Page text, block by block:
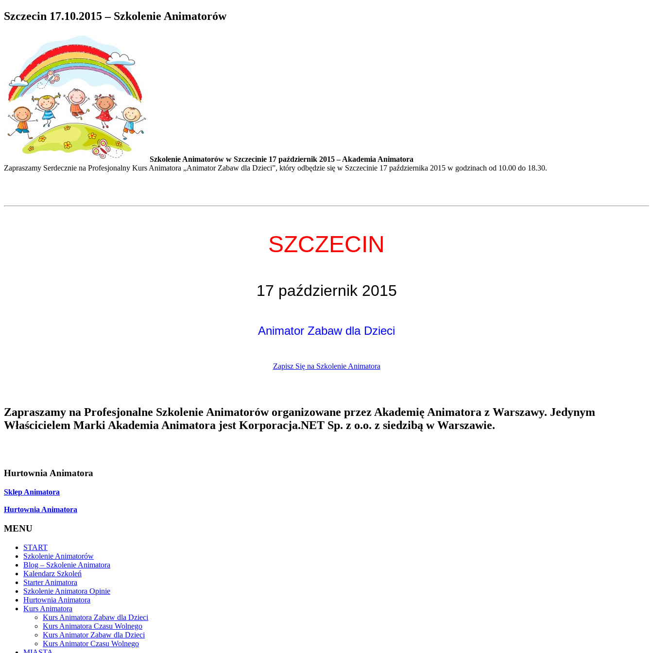
Szczecin 17.10.2015 – Szkolenie Animatorów
Szkolenie Animatorów w Szczecinie 17 październik 2015 – Akademia Animatora
Zapraszamy Serdecznie na Profesjonalny Kurs Animatora „Animator Zabaw dla Dzieci”, który odbędzie się w Szczecinie 17 października 2015 w godzinach od 10.00 do 18.30.
SZCZECIN
17 październik 2015
Animator Zabaw dla Dzieci
Zapisz Się na Szkolenie Animatora
Zapraszamy na Profesjonalne Szkolenie Animatorów organizowane przez Akademię Animatora z Warszawy. Jedynym
Właścicielem Marki Akademia Animatora jest Korporacja.NET Sp. z o.o. z siedzibą w Warszawie.
Hurtownia Animatora
Sklep Animatora
Hurtownia Animatora
MENU
START
Szkolenie Animatorów
Blog – Szkolenie Animatora
Kalendarz Szkoleń
Starter Animatora
Szkolenie Animatora Opinie
Hurtownia Animatora
Kurs Animatora
Kurs Animatora Zabaw dla Dzieci
Kurs Animatora Czasu Wolnego
Kurs Animator Zabaw dla Dzieci
Kurs Animator Czasu Wolnego